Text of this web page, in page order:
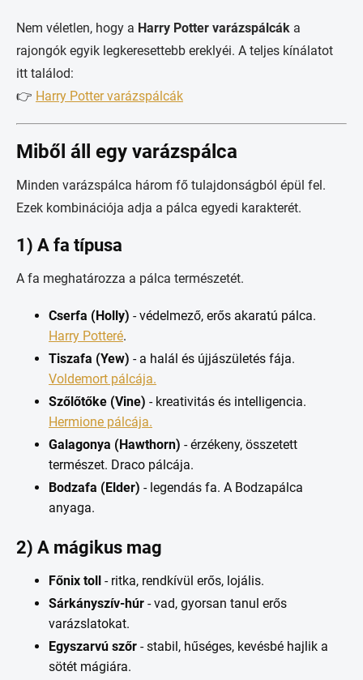
Nem véletlen, hogy a Harry Potter varázspálcák a
rajongók egyik legkeresettebb ereklyéi. A teljes kínálatot
itt találod:
👉 Harry Potter varázspálcák
Miből áll egy varázspálca
Minden varázspálca három fő tulajdonságból épül fel.
Ezek kombinációja adja a pálca egyedi karakterét.
1) A fa típusa
A fa meghatározza a pálca természetét.
Cserfa (Holly) - védelmező, erős akaratú pálca.
Harry Potteré.
Tiszafa (Yew) - a halál és újjászületés fája.
Voldemort pálcája.
Szőlőtőke (Vine) - kreativitás és intelligencia.
Hermione pálcája.
Galagonya (Hawthorn) - érzékeny, összetett
természet. Draco pálcája.
Bodzafa (Elder) - legendás fa. A Bodzapálca
anyaga.
2) A mágikus mag
Főnix toll - ritka, rendkívül erős, lojális.
Sárkányszív-húr - vad, gyorsan tanul erős
varázslatokat.
Egyszarvú szőr - stabil, hűséges, kevésbé hajlik a
sötét mágiára.